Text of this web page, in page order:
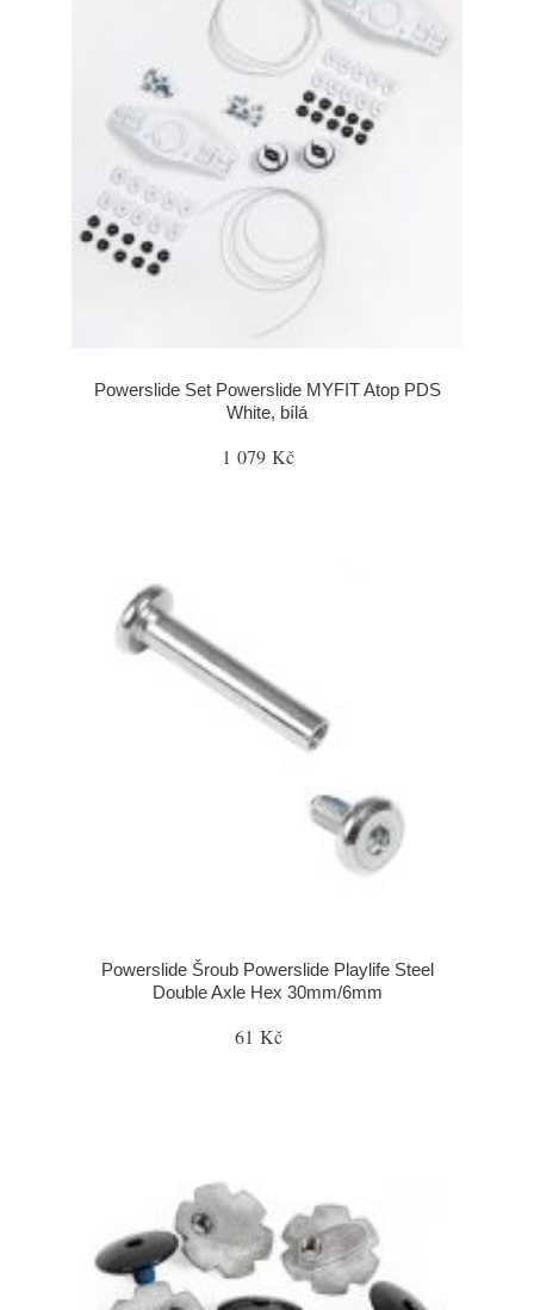
Powerslide Set Powerslide MYFIT Atop PDS
White, bílá
1 079 Kč
Powerslide Šroub Powerslide Playlife Steel
Double Axle Hex 30mm/6mm
61 Kč